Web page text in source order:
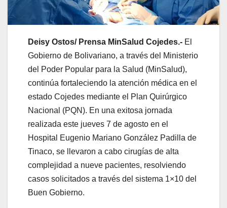
Deisy Ostos/ Prensa MinSalud Cojedes.- El
Gobierno de Bolivariano, a través del Ministerio
del Poder Popular para la Salud (MinSalud),
continúa fortaleciendo la atención médica en el
estado Cojedes mediante el Plan Quirúrgico
Nacional (PQN). En una exitosa jornada
realizada este jueves 7 de agosto en el
Hospital Eugenio Mariano González Padilla de
Tinaco, se llevaron a cabo cirugías de alta
complejidad a nueve pacientes, resolviendo
casos solicitados a través del sistema 1×10 del
Buen Gobierno.